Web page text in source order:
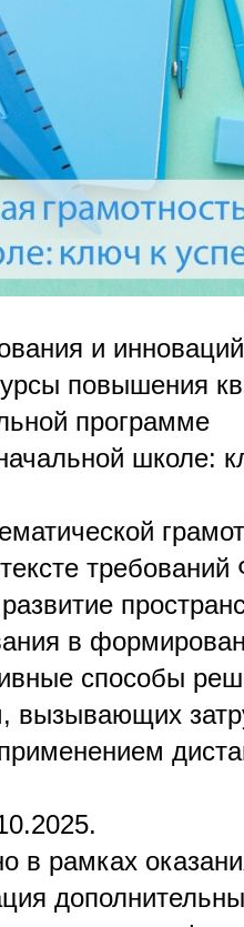
и
повышения
программе
школе:
в
способы
вызывающих
в рамках